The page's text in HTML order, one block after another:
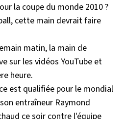
la coupe du monde 2010 ?
cette main devrait faire
matin, la main de
sur les vidéos YouTube et
heure.
est qualifiée pour le mondial
entraîneur Raymond
ce soir contre l'équipe